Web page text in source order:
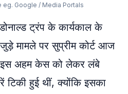
Google / Media Portals
डोनाल्ड ट्रंप के कार्यकाल के
मामले पर सुप्रीम कोर्ट आज
इस अहम केस को लेकर लंबे
हुई थीं, क्योंकि इसका